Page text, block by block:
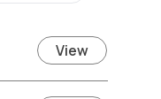
View